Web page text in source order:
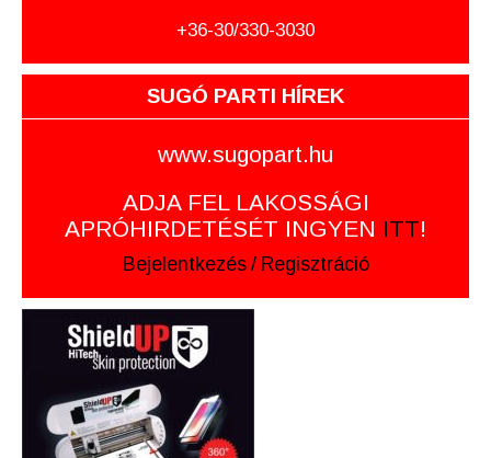
+36-30/330-3030
SUGÓ PARTI HÍREK
www.sugopart.hu
ADJA FEL LAKOSSÁGI
APRÓHIRDETÉSÉT INGYEN ITT!
Bejelentkezés / Regisztráció